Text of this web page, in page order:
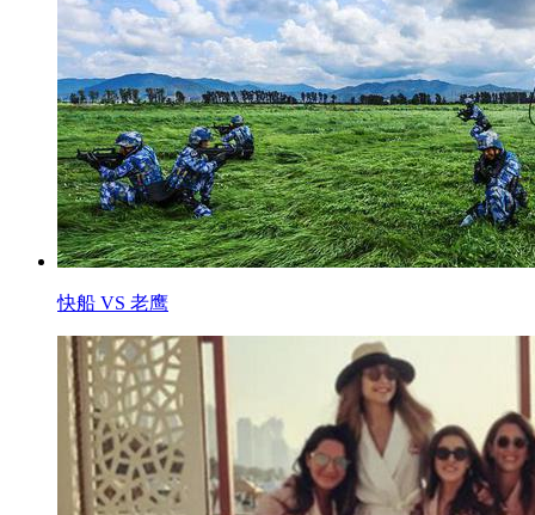
快船 VS 老鹰